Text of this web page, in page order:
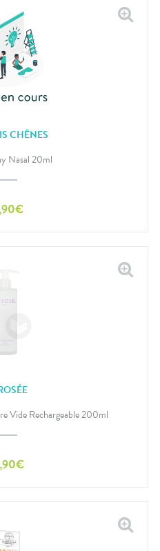
CHÊNES
Nasal 20ml
90€
Vide Rechargeable 200ml
,90€